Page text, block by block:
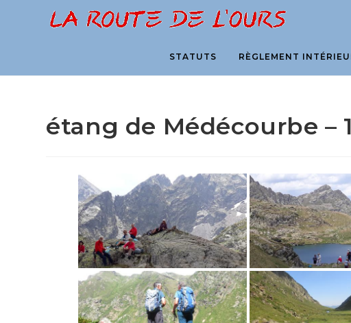
STATUTS RÈGLEMENT
étang de Médécourbe –